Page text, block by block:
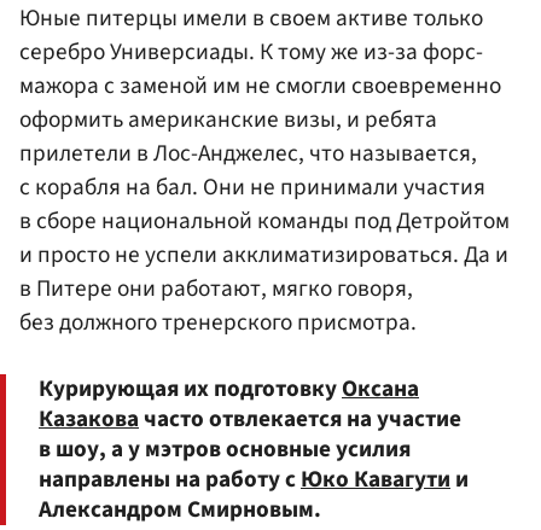
Юные питерцы имели в своем активе только
серебро Универсиады. К тому же из-за форс-
мажора с заменой им не смогли своевременно
оформить американские визы, и ребята
прилетели в Лос-Анджелес, что называется,
с корабля на бал. Они не принимали участия
в сборе национальной команды под Детройтом
и просто не успели акклиматизироваться. Да и
в Питере они работают, мягко говоря,
без должного тренерского присмотра.
Курирующая их подготовкуОксана
Казаковачасто отвлекается на участие
в шоу, а у мэтров основные усилия
направлены на работу сЮко Кавагутии
Александром Смирновым.